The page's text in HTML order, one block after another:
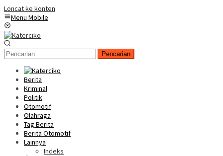
Loncat ke konten
Menu Mobile
Pencarian
Berita
Kriminal
Politik
Otomotif
Olahraga
Tag Berita
Berita Otomotif
Lainnya
Indeks